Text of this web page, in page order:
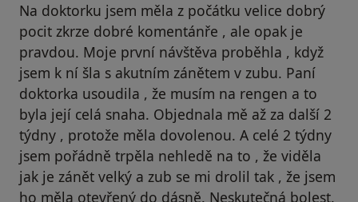
Na doktorku jsem měla z počátku velice dobrý
pocit zkrze dobré komentánře , ale opak je
pravdou. Moje první návštěva proběhla , když
jsem k ní šla s akutním zánětem v zubu. Paní
doktorka usoudila , že musím na rengen a to
byla její celá snaha. Objednala mě až za další 2
týdny , protože měla dovolenou. A celé 2 týdny
jsem pořádně trpěla nehledě na to , že viděla
jak je zánět velký a zub se mi drolil tak , že jsem
ho měla otevřený do dásně. Neskutečná bolest.